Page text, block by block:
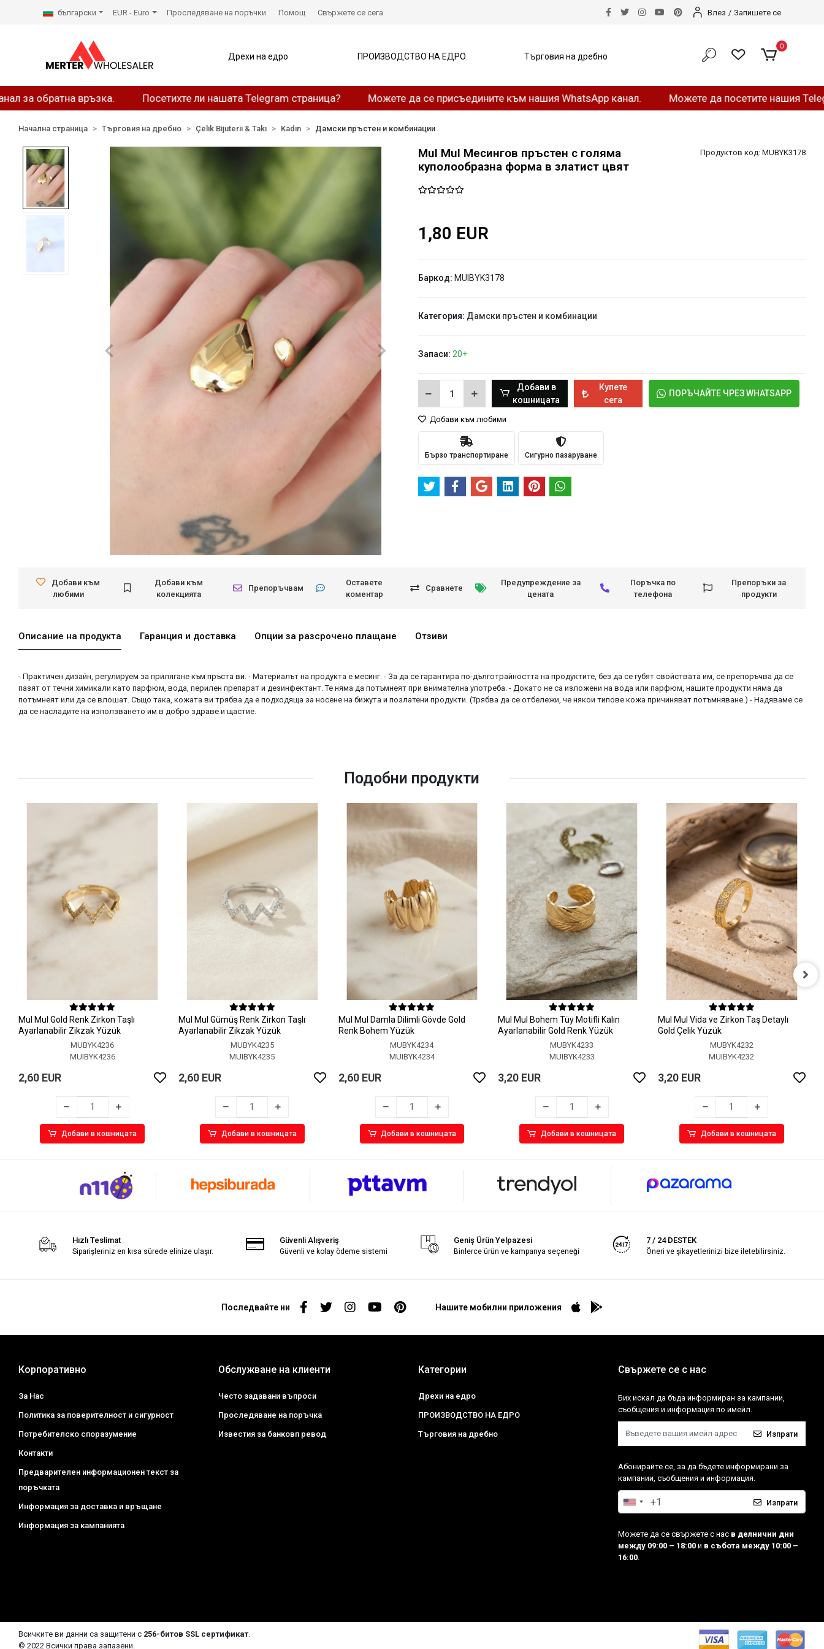
връзка. Посетихте ли нашата Telegram страница? Можете да се присъедините към нашия WhatsApp канал. Можете да посетите нашия Telegram
български EUR - Euro Проследяване на поръчки Помощ Свържете се сега Влез / Запишете се
Дрехи на едро ПРОИЗВОДСТВО НА ЕДРО Търговия на дребно
0
Начална страница Търговия на дребно Çelik Bijuterii & Takı Kadın Дамски пръстен и комбинации
MuI MuI Месингов пръстен с голяма
куполообразна форма в златист цвят
Продуктов код: MUBYK3178
1,80 EUR
Баркод: MUIBYK3178
Категория: Дамски пръстен и комбинации
Запаси: 20+
Добави в
кошницата
Купете
сега
ПОРЪЧАЙТЕ ЧРЕЗ WHATSAPP
Добави към любими
Бързо транспортиране Сигурно пазаруване
Добави към
любими
Добави към
колекцията
Препоръчвам
Оставете
коментар
Сравнете
Предупреждение за
цената
Поръчка по
телефона
Препоръки за
продукти
Описание на продукта Гаранция и доставка Опции за разсрочено плащане Отзиви
- Практичен дизайн, регулируем за прилягане към пръста ви. - Материалът на продукта е месинг. - За да се гарантира по-дълготрайността на продуктите, без да се губят свойствата им, се препоръчва да се
пазят от течни химикали като парфюм, вода, перилен препарат и дезинфектант. Те няма да потъмнеят при внимателна употреба. - Докато не са изложени на вода или парфюм, нашите продукти няма да
потъмнеят или да се влошат. Също така, кожата ви трябва да е подходяща за носене на бижута и позлатени продукти. (Трябва да се отбележи, че някои типове кожа причиняват потъмняване.) - Надяваме се
да се насладите на използването им в добро здраве и щастие.
Подобни продукти
MuI MuI Gold Renk Zirkon Taşlı
Ayarlanabilir Zikzak Yüzük
MUBYK4236
MUIBYK4236
2,60 EUR
Добави в кошницата
MuI MuI Gümüş Renk Zirkon Taşlı
Ayarlanabilir Zikzak Yüzük
MUBYK4235
MUIBYK4235
2,60 EUR
Добави в кошницата
MuI MuI Damla Dilimli Gövde Gold
Renk Bohem Yüzük
MUBYK4234
MUIBYK4234
2,60 EUR
Добави в кошницата
MuI MuI Bohem Tüy Motifli Kalın
Ayarlanabilir Gold Renk Yüzük
MUBYK4233
MUIBYK4233
3,20 EUR
Добави в кошницата
MuI MuI Vida ve Zirkon Taş Detaylı
Gold Çelik Yüzük
MUBYK4232
MUIBYK4232
3,20 EUR
Добави в кошницата
Hızlı Teslimat
Siparişleriniz en kısa sürede elinize ulaşır.
Güvenli Alışveriş
Güvenli ve kolay ödeme sistemi
Geniş Ürün Yelpazesi
Binlerce ürün ve kampanya seçeneği
7 / 24 DESTEK
Öneri ve şikayetlerinizi bize iletebilirsiniz.
Последвайте ни Нашите мобилни приложения
Корпоративно
За Нас
Политика за поверителност и сигурност
Потребителско споразумение
Контакти
Предварителен информационен текст за
поръчката
Информация за доставка и връщане
Информация за кампанията
Обслужване на клиенти
Често задавани въпроси
Проследяване на поръчка
Известия за банковп ревод
Категории
Дрехи на едро
ПРОИЗВОДСТВО НА ЕДРО
Търговия на дребно
Свържете се с нас
Бих искал да бъда информиран за кампании,
съобщения и информация по имейл.
Изпрати
Абонирайте се, за да бъдете информирани за
кампании, съобщения и информация.
Изпрати
Можете да се свържете с нас в делнични дни
между 09:00 – 18:00и в събота между 10:00 –
16:00.
Всичките ви данни са защитени с 256-битов SSL сертификат.
© 2022 Всички права запазени.